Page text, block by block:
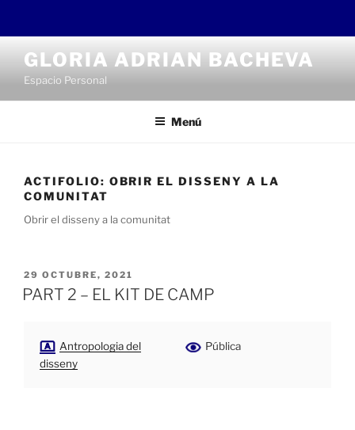
contenido
GLORIA ADRIAN BACHEVA
Espacio Personal
Menú
ACTIFOLIO: OBRIR EL DISSENY A LA
COMUNITAT
Obrir el disseny a la comunitat
PUBLICADO
EL
29 OCTUBRE, 2021
PART 2 – EL KIT DE CAMP
Antropologia del
disseny
Pública